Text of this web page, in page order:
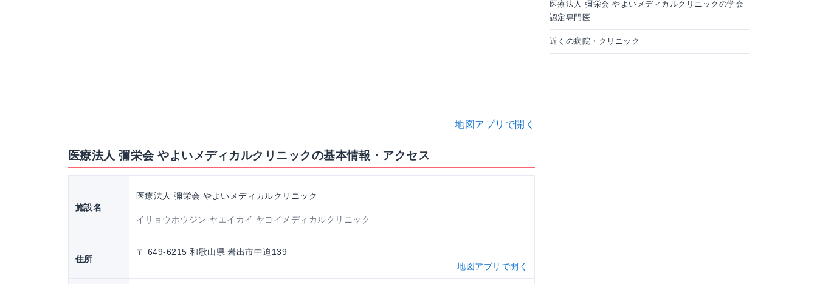
地図アプリで開く
医療法人 彌栄会 やよいメディカルクリニックの基本情報・アクセス
施設名
医療法人 彌栄会 やよいメディカルクリニック
イリョウホウジン ヤエイカイ ヤヨイメディカルクリニック
住所
〒 649-6215 和歌山県 岩出市中迫139
地図アプリで開く
医療法人 彌栄会 やよいメディカルクリニックの学会
認定専門医
近くの病院・クリニック